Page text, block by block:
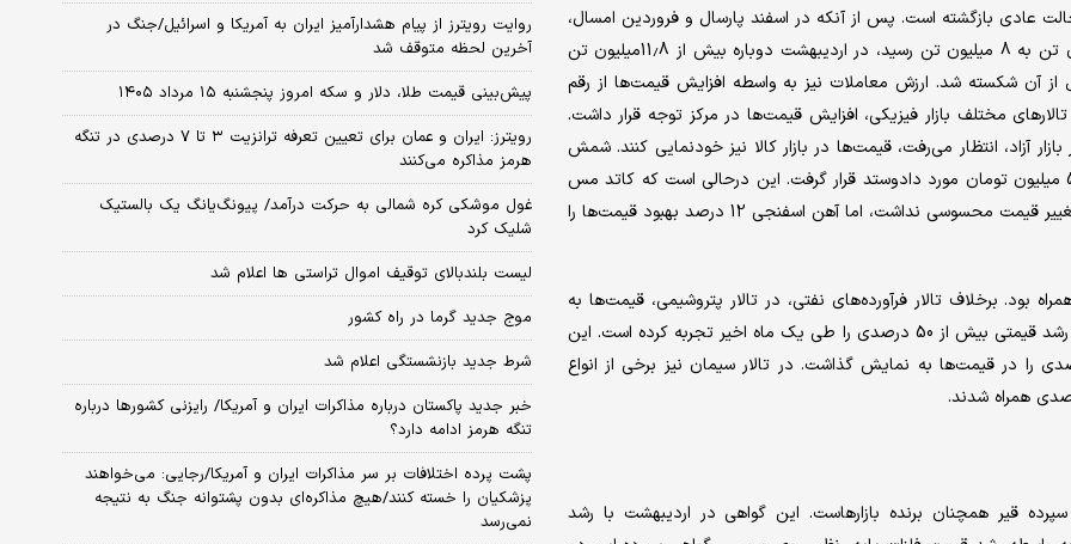
عادی بازگشته است. پس از آنکه در اسفند پارسال و فروردین امسال،
حجم معاملات کالاها تحت‌تاثیر تحولات منطقه‌ای، از کانال 11 میلیون تن به 8 میلیون تن رسید، در اردیبهشت‌ دوباره بیش از 11.8میلیون تن
نقره‌ای مورد دادوستد قرار گرفت و رکورد 4 ماه قبل از آن شکسته شد. ارزش معاملات نیز به واسطه افزایش قیمت‌ها از رقم
مختلف بازار فیزیکی، افزایش قیمت‌ها در مرکز توجه قرار داشت.
از 17 درصدی قیمت دلار در بازار آزاد، انتظار می‌رفت، قیمت‌ها در بازار کالا نیز خودنمایی کنند. شمش
بلوم فولادی، با رشد 13 درصدی در یک ماه اخیر به طور میانگین 54 میلیون تومان مورد دادوستد قرار گرفت. این درحالی است که کاتد مس
افزایش 16 درصدی قیمت را به نمایش گذاشت. با وجود آنکه گندله تغییر قیمت محسوسی نداشت، اما آهن اسفنجی 12 درصد بهبود قیمت‌ها را
وکیوم باتوم با رشد 3 درصدی قیمت همراه بود. برخلاف تالار فرآورده‌های نفتی، در تالار پتروشیمی‌، قیمت‌ها به
دلیل کمبود عرضه سر به فلک کشید. میانگین وزنی پلی‌اتیلن سنگین، رشد قیمتی بیش از 50 درصدی را طی یک ماه اخیر تجربه کرده است. این
است که پلی‌اتیلن سبک در برخی از معاملات افزایش 100درصدی را در قیمت‌ها به نمایش گذاشت. در تالار سیمان نیز برخی از انواع
قیر همچنان برنده بازارهاست. این گواهی در اردیبهشت‌ با رشد
روایت رویترز از پیام هشدارآمیز ایران به آمریکا و اسرائیل/جنگ در
آخرین لحظه متوقف شد
پیش‌بینی قیمت طلا، دلار و سکه امروز پنجشنبه ۱۵ مرداد ۱۴۰۵
رویترز: ایران و عمان برای تعیین تعرفه ترانزیت ۳ تا ۷ درصدی در تنگه
هرمز مذاکره می‌کنند
غول موشکی کره شمالی به حرکت درآمد/ پیونگ‌یانگ یک بالستیک
شلیک کرد
لیست بلندبالای توقیف اموال تراستی ها اعلام شد
موج جدید گرما در راه کشور
شرط جدید بازنشستگی اعلام شد
خبر جدید پاکستان درباره مذاکرات ایران و آمریکا/ رایزنی کشورها درباره
تنگه هرمز ادامه دارد؟
پشت پرده اختلافات بر سر مذاکرات ایران و آمریکا/رجایی: می‌خواهند
پزشکیان را خسته کنند/هیچ مذاکره‌ای بدون پشتوانه جنگ به نتیجه
نمی‌رسد